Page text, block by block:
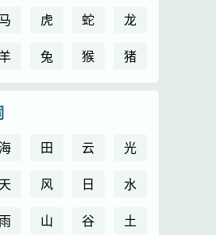
马 虎 蛇
龙
兔 猴 猪
海 田 云
光
天 风 日
水
山 谷
土